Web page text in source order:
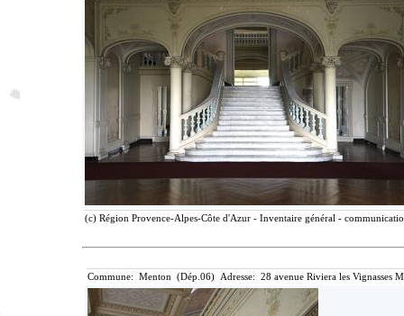
(c) Région Provence-Alpes-Côte d'Azur - Inventaire général -
Commune: Menton (Dép.06) Adresse: 28 avenue Riviera les Vignasses